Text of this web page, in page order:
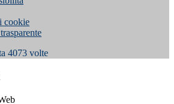
cookie
4073 volte